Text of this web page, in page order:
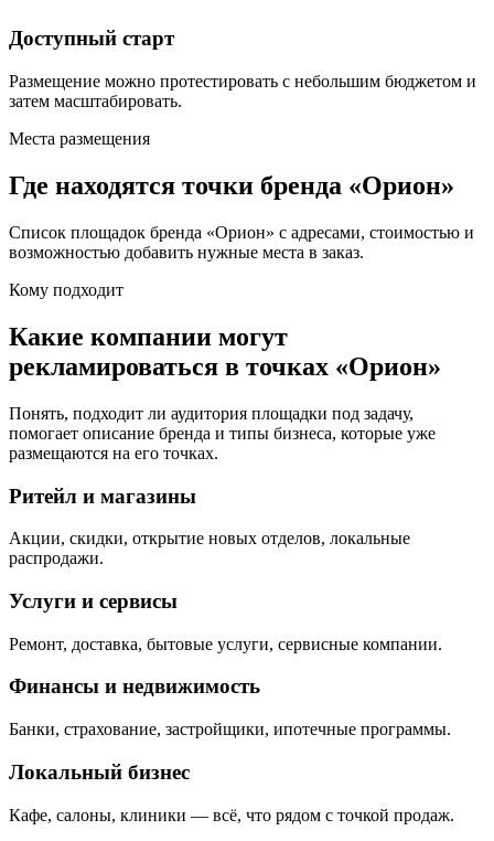
Доступный старт
Размещение можно протестировать с небольшим бюджетом и
затем масштабировать.
Места размещения
Где находятся точки бренда «Орион»
Список площадок бренда «Орион» с адресами, стоимостью и
возможностью добавить нужные места в заказ.
Кому подходит
Какие компании могут
рекламироваться в точках «Орион»
Понять, подходит ли аудитория площадки под задачу,
помогает описание бренда и типы бизнеса, которые уже
размещаются на его точках.
Ритейл и магазины
Акции, скидки, открытие новых отделов, локальные
распродажи.
Услуги и сервисы
Ремонт, доставка, бытовые услуги, сервисные компании.
Финансы и недвижимость
Банки, страхование, застройщики, ипотечные программы.
Локальный бизнес
Кафе, салоны, клиники — всё, что рядом с точкой продаж.